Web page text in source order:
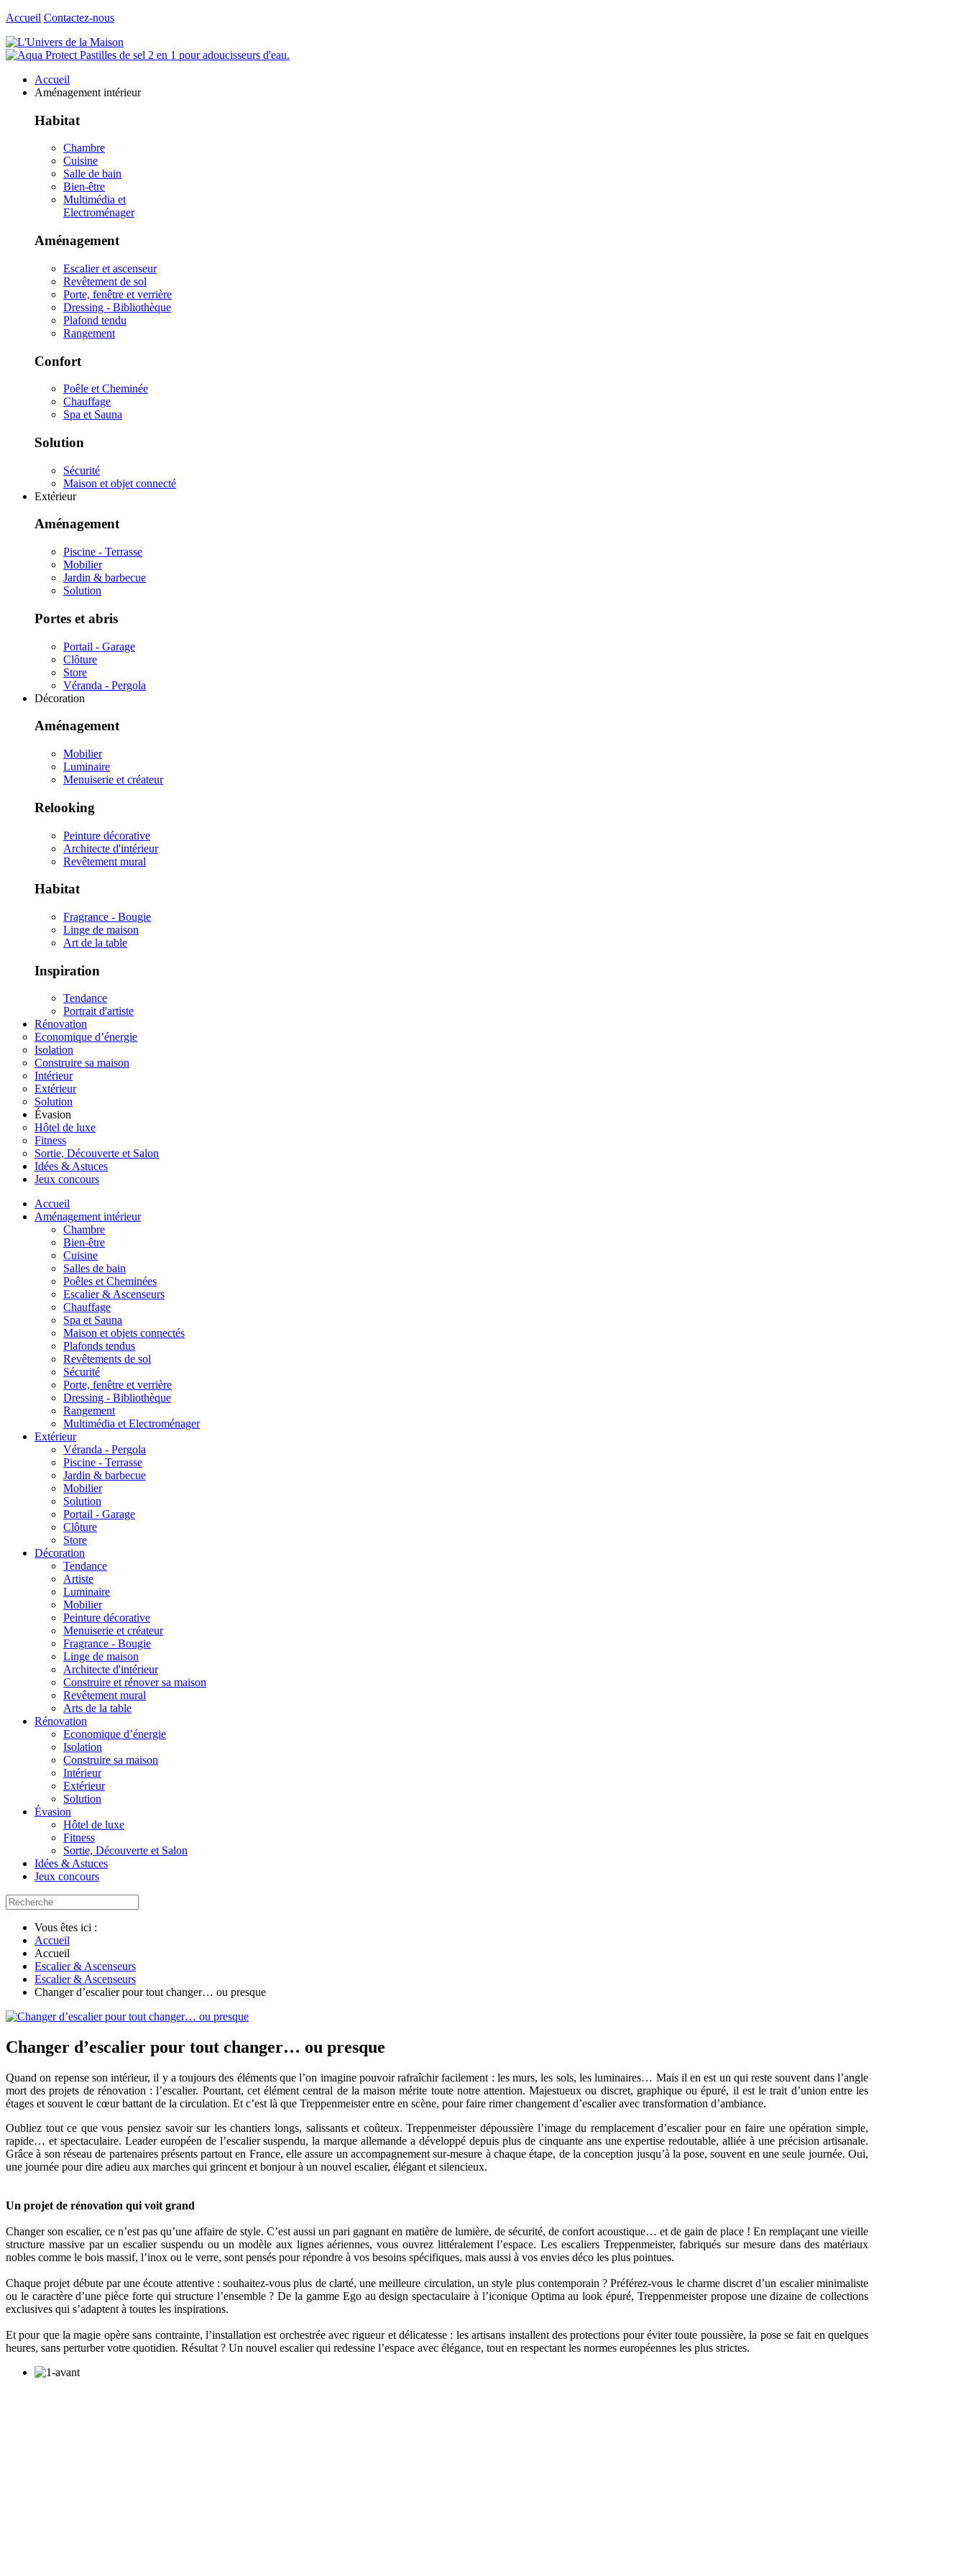
Accueil Contactez-nous
Accueil
Aménagement intérieur
Habitat
Chambre
Cuisine
Salle de bain
Bien-être
Multimédia et
Electroménager
Aménagement
Escalier et ascenseur
Revêtement de sol
Porte, fenêtre et verrière
Dressing - Bibliothèque
Plafond tendu
Rangement
Confort
Poêle et Cheminée
Chauffage
Spa et Sauna
Solution
Sécurité
Maison et objet connecté
Extérieur
Aménagement
Piscine - Terrasse
Mobilier
Jardin & barbecue
Solution
Portes et abris
Portail - Garage
Clôture
Store
Véranda - Pergola
Décoration
Aménagement
Mobilier
Luminaire
Menuiserie et créateur
Relooking
Peinture décorative
Architecte d'intérieur
Revêtement mural
Habitat
Fragrance - Bougie
Linge de maison
Art de la table
Inspiration
Tendance
Portrait d'artiste
Rénovation
Economique d’énergie
Isolation
Construire sa maison
Intérieur
Extérieur
Solution
Évasion
Hôtel de luxe
Fitness
Sortie, Découverte et Salon
Idées & Astuces
Jeux concours
Accueil
Aménagement intérieur
Chambre
Bien-être
Cuisine
Salles de bain
Poêles et Cheminées
Escalier & Ascenseurs
Chauffage
Spa et Sauna
Maison et objets connectés
Plafonds tendus
Revêtements de sol
Sécurité
Porte, fenêtre et verrière
Dressing - Bibliothèque
Rangement
Multimédia et Electroménager
Extérieur
Véranda - Pergola
Piscine - Terrasse
Jardin & barbecue
Mobilier
Solution
Portail - Garage
Clôture
Store
Décoration
Tendance
Artiste
Luminaire
Mobilier
Peinture décorative
Menuiserie et créateur
Fragrance - Bougie
Linge de maison
Architecte d'intérieur
Construire et rénover sa maison
Revêtement mural
Arts de la table
Rénovation
Economique d’énergie
Isolation
Construire sa maison
Intérieur
Extérieur
Solution
Évasion
Hôtel de luxe
Fitness
Sortie, Découverte et Salon
Idées & Astuces
Jeux concours
Vous êtes ici :
Accueil
Accueil
Escalier & Ascenseurs
Escalier & Ascenseurs
Changer d’escalier pour tout changer… ou presque
Changer d’escalier pour tout changer… ou presque
Quand on repense son intérieur, il y a toujours des éléments que l’on imagine pouvoir rafraîchir facilement : les murs, les sols, les luminaires… Mais il en est un qui reste souvent dans l’angle
mort des projets de rénovation : l’escalier. Pourtant, cet élément central de la maison mérite toute notre attention. Majestueux ou discret, graphique ou épuré, il est le trait d’union entre les
étages et souvent le cœur battant de la circulation. Et c’est là que Treppenmeister entre en scène, pour faire rimer changement d’escalier avec transformation d’ambiance.
Oubliez tout ce que vous pensiez savoir sur les chantiers longs, salissants et coûteux. Treppenmeister dépoussière l’image du remplacement d’escalier pour en faire une opération simple,
rapide… et spectaculaire. Leader européen de l’escalier suspendu, la marque allemande a développé depuis plus de cinquante ans une expertise redoutable, alliée à une précision artisanale.
Grâce à son réseau de partenaires présents partout en France, elle assure un accompagnement sur-mesure à chaque étape, de la conception jusqu’à la pose, souvent en une seule journée. Oui,
une journée pour dire adieu aux marches qui grincent et bonjour à un nouvel escalier, élégant et silencieux.
Un projet de rénovation qui voit grand
Changer son escalier, ce n’est pas qu’une affaire de style. C’est aussi un pari gagnant en matière de lumière, de sécurité, de confort acoustique… et de gain de place ! En remplaçant une vieille
structure massive par un escalier suspendu ou un modèle aux lignes aériennes, vous ouvrez littéralement l’espace. Les escaliers Treppenmeister, fabriqués sur mesure dans des matériaux
nobles comme le bois massif, l’inox ou le verre, sont pensés pour répondre à vos besoins spécifiques, mais aussi à vos envies déco les plus pointues.
Chaque projet débute par une écoute attentive : souhaitez-vous plus de clarté, une meilleure circulation, un style plus contemporain ? Préférez-vous le charme discret d’un escalier minimaliste
ou le caractère d’une pièce forte qui structure l’ensemble ? De la gamme Ego au design spectaculaire à l’iconique Optima au look épuré, Treppenmeister propose une dizaine de collections
exclusives qui s’adaptent à toutes les inspirations.
Et pour que la magie opère sans contrainte, l’installation est orchestrée avec rigueur et délicatesse : les artisans installent des protections pour éviter toute poussière, la pose se fait en quelques
heures, sans perturber votre quotidien. Résultat ? Un nouvel escalier qui redessine l’espace avec élégance, tout en respectant les normes européennes les plus strictes.